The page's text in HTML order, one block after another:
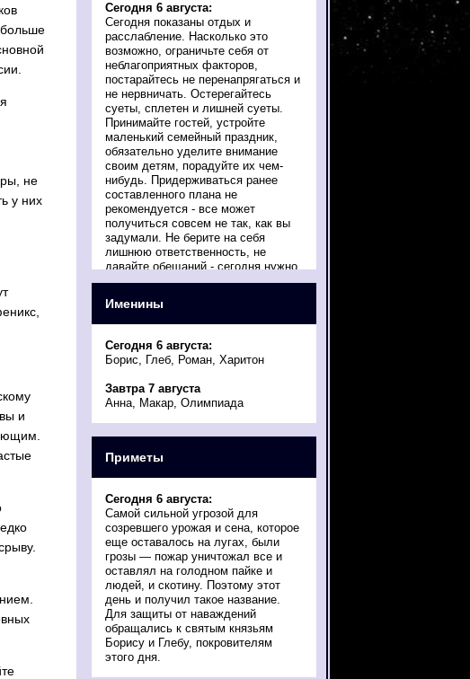
не
у них
и
Сегодня 6 августа:
Сегодня показаны отдых и
расслабление. Насколько это
возможно, ограничьте себя от
неблагоприятных факторов,
постарайтесь не перенапрягаться и
не нервничать. Остерегайтесь
суеты, сплетен и лишней суеты.
Принимайте гостей, устройте
маленький семейный праздник,
обязательно уделите внимание
своим детям, порадуйте их чем-
нибудь. Придерживаться ранее
составленного плана не
рекомендуется - все может
получиться совсем не так, как вы
задумали. Не берите на себя
лишнюю ответственность, не
давайте обещаний - сегодня нужно
делать лишь то, что получается
Гороскоп на август
Именины
Сегодня 6 августа:
Борис, Глеб, Роман, Харитон
Завтра 7 августа
Анна, Макар, Олимпиада
Приметы
Сегодня 6 августа:
Самой сильной угрозой для
созревшего урожая и сена, которое
еще оставалось на лугах, были
грозы — пожар уничтожал все и
оставлял на голодном пайке и
людей, и скотину. Поэтому этот
день и получил такое название.
Для защиты от наваждений
обращались к святым князьям
Борису и Глебу, покровителям
этого дня.